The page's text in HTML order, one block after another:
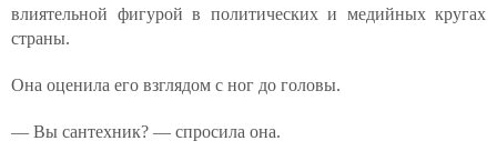
влиятельной фигурой в политических и медийных кругах
страны.
Она оценила его взглядом с ног до головы.
— Вы сантехник? — спросила она.